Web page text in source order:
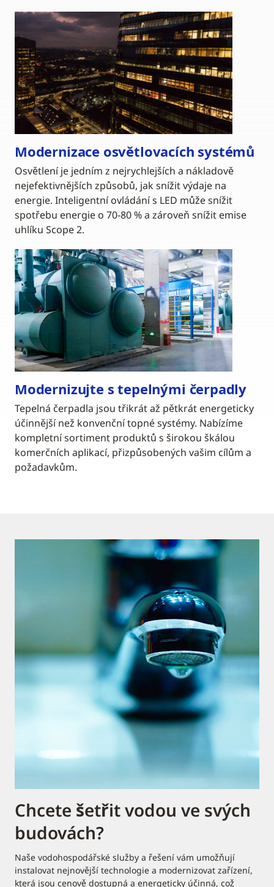
Modernizace osvětlovacích systémů
Osvětlení je jedním z nejrychlejších a nákladově
nejefektivnějších způsobů, jak snížit výdaje na
energie. Inteligentní ovládání s LED může snížit
spotřebu energie o 70-80 % a zároveň snížit emise
uhlíku Scope 2.
Modernizujte s tepelnými čerpadly
Tepelná čerpadla jsou třikrát až pětkrát energeticky
účinnější než konvenční topné systémy. Nabízíme
kompletní sortiment produktů s širokou škálou
komerčních aplikací, přizpůsobených vašim cílům a
požadavkům.
Chcete šetřit vodou ve svých
budovách?
Naše vodohospodářské služby a řešení vám umožňují
instalovat nejnovější technologie a modernizovat zařízení,
která jsou cenově dostupná a energeticky účinná, což